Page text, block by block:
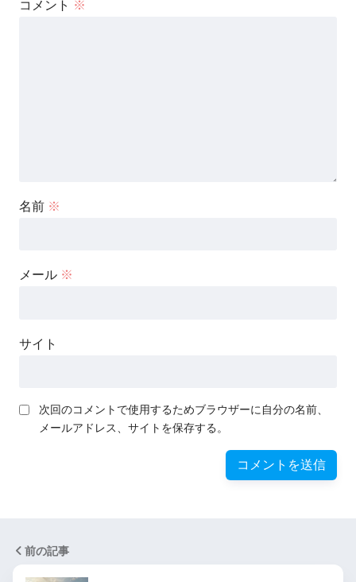
コメント ※
名前 ※
メール ※
サイト
次回のコメントで使用するためブラウザーに自分の名前、
メールアドレス、サイトを保存する。
前の記事